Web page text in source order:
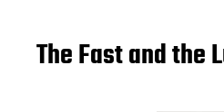
The Fast and the